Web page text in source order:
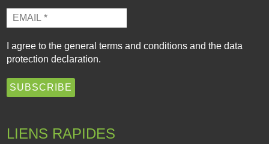
I agree to thegeneral terms and conditions and thedata
protection declaration.
LIENS RAPIDES